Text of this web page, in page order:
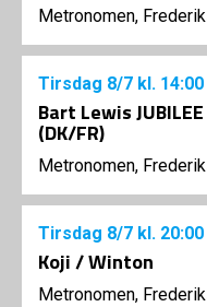
Metronomen,
Tirsdag 8/7 kl. 14:00
Bart Lewis
(DK/FR)
Metronomen,
Tirsdag 8/7 kl. 20:00
Koji / Winton
Metronomen,